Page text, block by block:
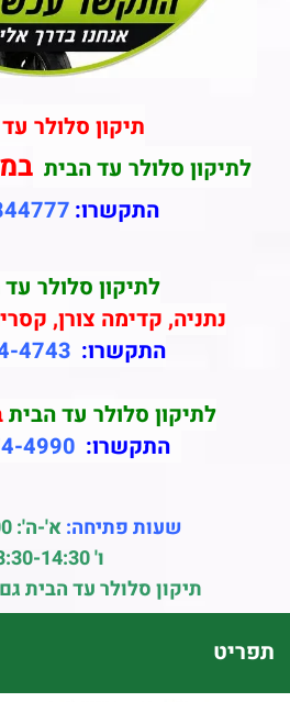
תיקון סלולר
לתיקון סלולר עד הבית
התקשרו:
לתיקון סלולר
נתניה, קדימה צורן,
התקשרו: 4743
לתיקון סלולר עד הבית
התקשרו: 4990
שעות פתיחה:א'-ה': 08:00-23:00
ו' 08:30-14:30
תיקון סלולר עד הבית
תפריט